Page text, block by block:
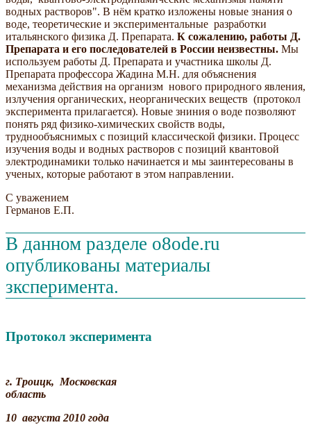
водных растворов". В нём кратко изложены новые знания о
воде, теоретические и экспериментальные разработки
итальянского физика Д. Препарата. К сожалению, работы Д.
Препарата и его последователей в России неизвестны. Мы
используем работы Д. Препарата и участника школы Д.
Препарата профессора Жадина М.Н. для объяснения
механизма действия на организм нового природного явления,
излучения органических, неорганических веществ (протокол
эксперимента прилагается). Новые зниния о воде позволяют
понять ряд физико-химических свойств воды,
труднообъяснимых с позиций классической физики. Процесс
изучения воды и водных растворов с позиций квантовой
электродинамики только начинается и мы заинтересованы в
ученых, которые работают в этом направлении.
С уважением
Германов Е.П.
В данном разделе o8ode.ru
опубликованы материалы
зксперимента.
Протокол эксперимента
г. Троицк, Московская
область
10 августа 2010 года